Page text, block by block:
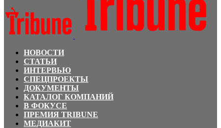
НОВОСТИ
СТАТЬИ
ИНТЕРВЬЮ
СПЕЦПРОЕКТЫ
ДОКУМЕНТЫ
КАТАЛОГ КОМПАНИЙ
В ФОКУСЕ
ПРЕМИЯ TRIBUNE
МЕДИАКИТ